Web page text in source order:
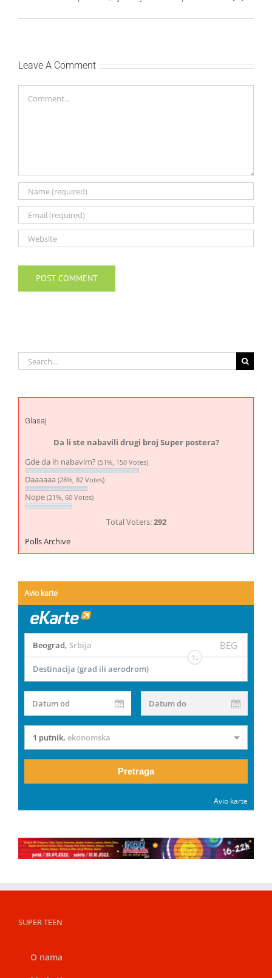
Leave A Comment
Search
for:
Glasaj
Da li ste nabavili drugi broj Super postera?
Gde da ih nabavim? (51%, 150 Votes)
Daaaaaa (28%, 82 Votes)
Nope (21%, 60 Votes)
Total Voters:292
Polls Archive
Avio karte
Beograd, Srbija BEG
Destinacija (grad ili aerodrom)
Datum od Datum do
1 putnik, ekonomska
Pretraga
Avio karte
SUPER TEEN
O nama